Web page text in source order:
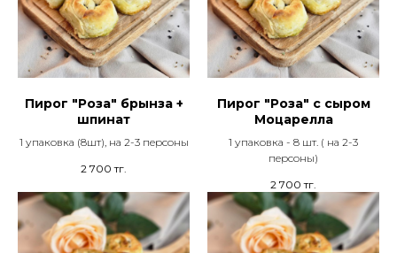
Пирог "Роза" брынза +
шпинат
1 упаковка (8шт), на 2-3 персоны
2 700 тг.
Пирог "Роза" с сыром
Моцарелла
1 упаковка - 8 шт. ( на 2-3
персоны)
2 700 тг.